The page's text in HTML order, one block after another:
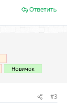
Ответить
Новичок
#3